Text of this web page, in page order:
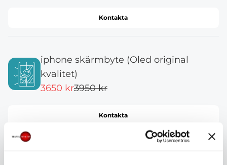
Kontakta
iphone skärmbyte (Oled original
kvalitet)
3650 kr3950 kr
Kontakta